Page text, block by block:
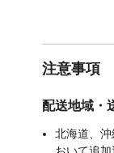
注意事項
配送地域・
北海道、